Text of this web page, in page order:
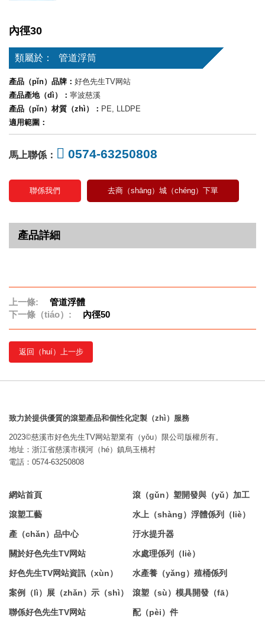
內徑30
類屬於： 管道浮筒
產品（pǐn）品牌： 好色先生TV网站
產品產地（dì）： 寧波慈溪
產品（pǐn）材質（zhì）： PE, LLDPE
適用範圍：
馬上聯係： 0574-63250808
聯係我們 去商（shāng）城（chéng）下單
產品詳細
上一條:
管道浮體
下一條（tiáo）:
內徑50
返回（huí）上一步
致力於提供優質的滾塑產品和個性化定製（zhì）服務
2023©慈溪市好色先生TV网站塑業有（yǒu）限公司版權所有。
地址：浙江省慈溪市橫河（hé）鎮烏玉橋村
電話：0574-63250808
網站首頁
滾塑工藝
產（chǎn）品中心
關於好色先生TV网站
好色先生TV网站資訊（xùn）
案例（lì）展（zhǎn）示（shì）
聯係好色先生TV网站
滾（gǔn）塑開發與（yǔ）加工
水上（shàng）浮體係列（liè）
汙水提升器
水處理係列（liè）
水產養（yǎng）殖桶係列
滾塑（sù）模具開發（fā）
配（pèi）件